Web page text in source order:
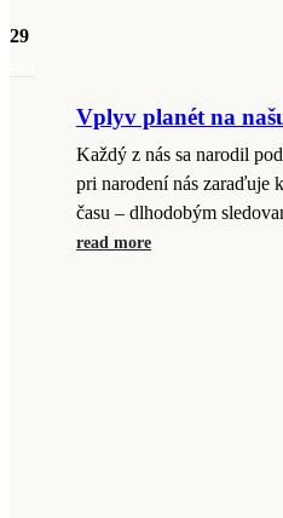
29
Vplyv planét na
Každý z nás sa narodil
pri narodení nás zaraďuje
času – dlhodobým
read more